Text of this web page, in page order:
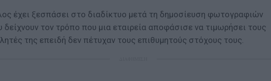
έχει ξεσπάσει στο διαδίκτυο μετά τη δημοσίευση φωτογραφιών
δείχνουν τον τρόπο που μια εταιρεία αποφάσισε να τιμωρήσει τους
της επειδή δεν πέτυχαν τους επιθυμητούς στόχους τους.